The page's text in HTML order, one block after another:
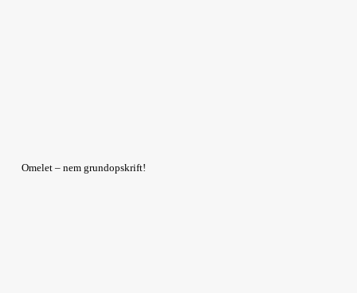
Omelet – nem grundopskrift!